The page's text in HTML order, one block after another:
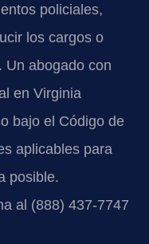
policiales,
los cargos o
Un abogado con
en Virginia
bajo el Código de
aplicables para
posible.
al (888) 437-7747